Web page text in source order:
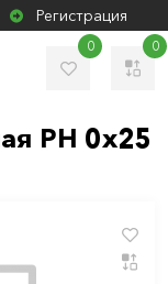
Регистрация
0 0
PН 0х25